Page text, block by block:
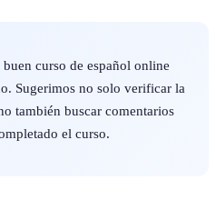
curso de español online
Sugerimos no solo verificar la
también buscar comentarios
el curso.